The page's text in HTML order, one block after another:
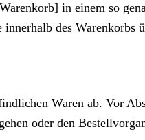
in einem so
des Warenkorbs
Waren ab. Vor
oder den